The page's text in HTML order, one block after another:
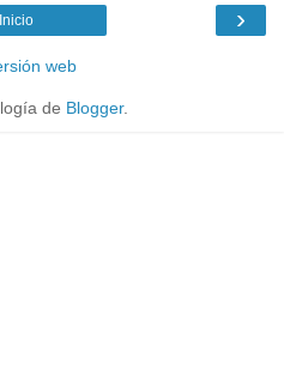
›
Inicio
web
de Blogger.